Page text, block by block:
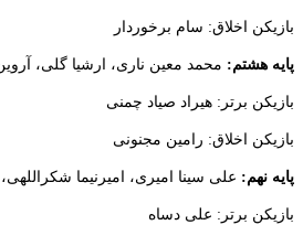
اخلاق: سام برخوردار
هشتم:محمد معین ناری، ارشیا گلی، آروین
برتر: هیراد صیاد چمنی
اخلاق: رامین مجنونی
نهم:علی سینا امیری، امیرنیما شکراللهی،
برتر: علی دساه